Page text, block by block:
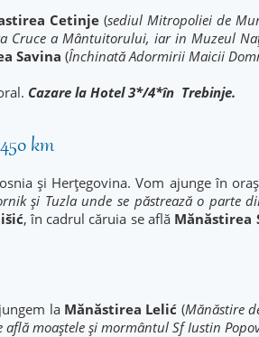
Cetinje (sediul Mitropoliei de
Cruce a Mântuitorului, iar in Muzeul
Savina (Închinată Adormirii Maicii
Cazare la Hotel 3*/4*în Trebinje.
km
și Herțegovina. Vom ajunge în
și Tuzla unde se păstrează o parte
, în cadrul căruia se află Mănăstirea
la Mănăstirea Lelić (Mănăstire
află moaștele și mormântul Sf Iustin